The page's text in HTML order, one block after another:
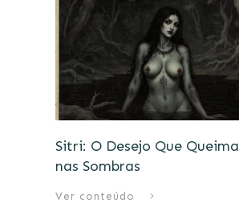
Sitri: O Desejo Que Queima
nas Sombras
Ver conteúdo